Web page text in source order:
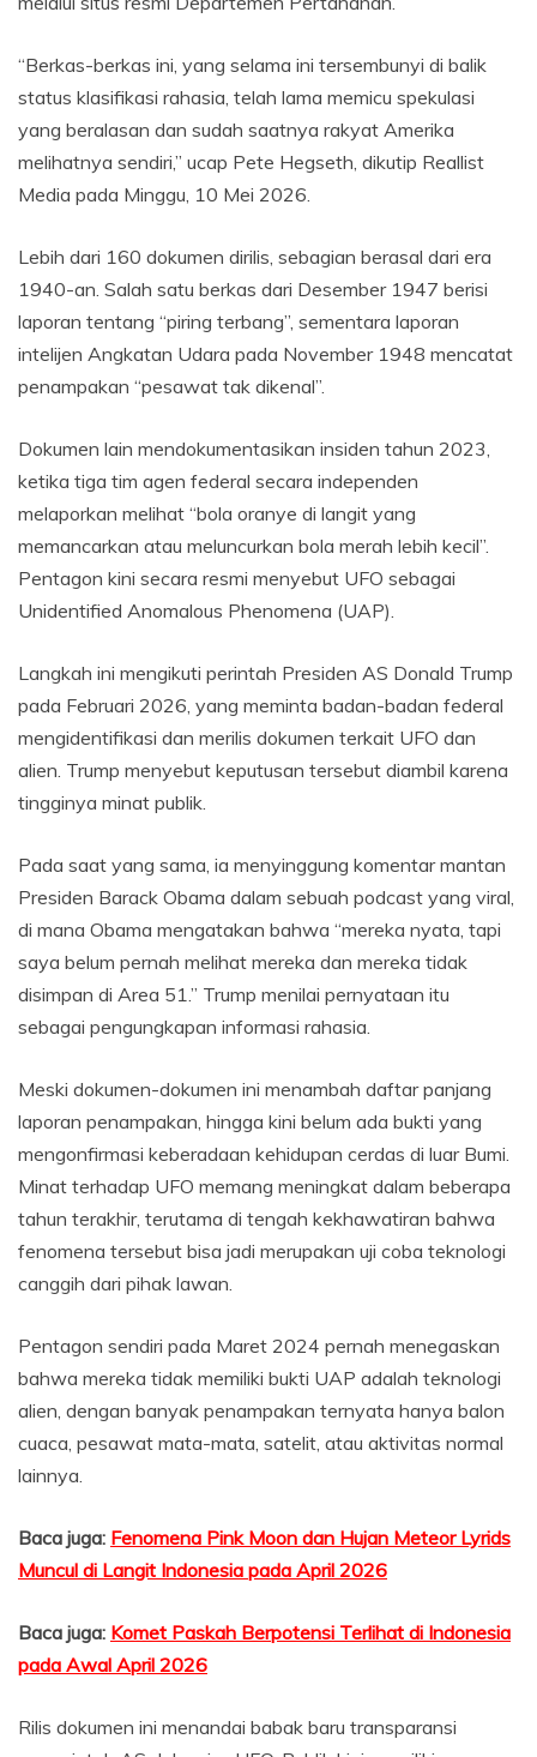
“Berkas-berkas ini, yang selama ini tersembunyi di balik
status klasifikasi rahasia, telah lama memicu spekulasi
yang beralasan dan sudah saatnya rakyat Amerika
melihatnya sendiri,” ucap Pete Hegseth, dikutip Reallist
Media pada Minggu, 10 Mei 2026.
Lebih dari 160 dokumen dirilis, sebagian berasal dari era
1940-an. Salah satu berkas dari Desember 1947 berisi
laporan tentang “piring terbang”, sementara laporan
intelijen Angkatan Udara pada November 1948 mencatat
penampakan “pesawat tak dikenal”.
Dokumen lain mendokumentasikan insiden tahun 2023,
ketika tiga tim agen federal secara independen
melaporkan melihat “bola oranye di langit yang
memancarkan atau meluncurkan bola merah lebih kecil”.
Pentagon kini secara resmi menyebut UFO sebagai
Unidentified Anomalous Phenomena (UAP).
Langkah ini mengikuti perintah Presiden AS Donald Trump
pada Februari 2026, yang meminta badan-badan federal
mengidentifikasi dan merilis dokumen terkait UFO dan
alien. Trump menyebut keputusan tersebut diambil karena
tingginya minat publik.
Pada saat yang sama, ia menyinggung komentar mantan
Presiden Barack Obama dalam sebuah podcast yang viral,
di mana Obama mengatakan bahwa “mereka nyata, tapi
saya belum pernah melihat mereka dan mereka tidak
disimpan di Area 51.” Trump menilai pernyataan itu
sebagai pengungkapan informasi rahasia.
Meski dokumen-dokumen ini menambah daftar panjang
laporan penampakan, hingga kini belum ada bukti yang
mengonfirmasi keberadaan kehidupan cerdas di luar Bumi.
Minat terhadap UFO memang meningkat dalam beberapa
tahun terakhir, terutama di tengah kekhawatiran bahwa
fenomena tersebut bisa jadi merupakan uji coba teknologi
canggih dari pihak lawan.
Pentagon sendiri pada Maret 2024 pernah menegaskan
bahwa mereka tidak memiliki bukti UAP adalah teknologi
alien, dengan banyak penampakan ternyata hanya balon
cuaca, pesawat mata-mata, satelit, atau aktivitas normal
lainnya.
Baca juga: Fenomena Pink Moon dan Hujan Meteor Lyrids
Muncul di Langit Indonesia pada April 2026
Baca juga: Komet Paskah Berpotensi Terlihat di Indonesia
pada Awal April 2026
Rilis dokumen ini menandai babak baru transparansi